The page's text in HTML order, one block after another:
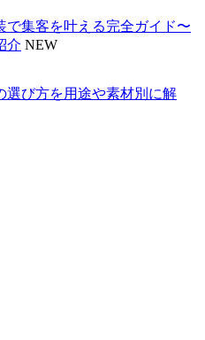
で集客を叶える完全ガイド〜
介 NEW
選び方を用途や素材別に解